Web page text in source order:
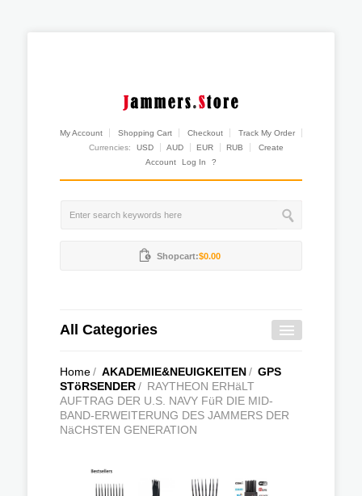
My Account Shopping Cart Checkout
Track My Order
Currencies:
USD AUD EUR RUB
Create
Account
Log In ?
Shopcart:$0.00
All Categories
Home/ AKADEMIE&NEUIGKEITEN/ GPS
STöRSENDER/ RAYTHEON ERHäLT
AUFTRAG DER U.S. NAVY FüR DIE MID-
BAND-ERWEITERUNG DES JAMMERS DER
NäCHSTEN GENERATION